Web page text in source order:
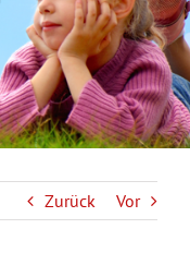
Zurück Vor